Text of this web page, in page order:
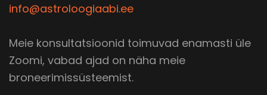
info@astroloogiaabi.ee
Meie konsultatsioonid toimuvad enamasti üle
Zoomi, vabad ajad on näha meie
broneerimissüsteemist.